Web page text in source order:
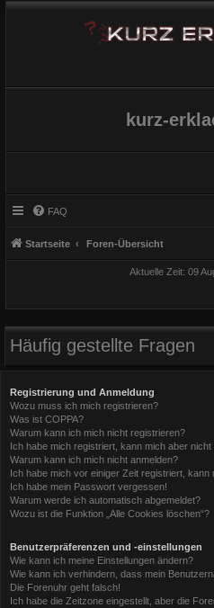
kurz-
FAQ
Startseite Foren-Übersicht
Aktuelle Zeit: 09
Häufig gestellte Fragen
Registrierung und Anmeldung
Wozu muss ich mich registrieren?
Was ist COPPA?
Warum kann ich mich nicht registrieren?
Ich habe mich registriert, kann mich aber nicht
Warum kann ich mich nicht anmelden?
Ich habe mich vor einiger Zeit registriert, kann
Ich habe mein Passwort vergessen!
Warum werde ich automatisch abgemeldet?
Wozu ist die Funktion „Alle Cookies löschen“?
Benutzerpräferenzen und -einstellungen
Wie kann ich meine Einstellungen ändern?
Wie kann ich verhindern, dass mein
Die Forenuhr geht falsch!
Ich habe die Zeitzone eingestellt, aber die